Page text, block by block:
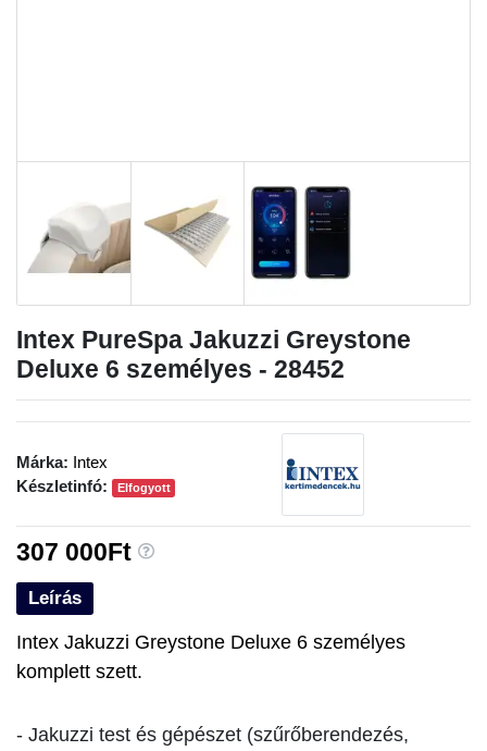
Intex PureSpa Jakuzzi Greystone
Deluxe 6 személyes - 28452
Leírás
Intex Jakuzzi Greystone Deluxe 6 személyes
komplett szett.
- Jakuzzi test és gépészet (szűrőberendezés,
Márka: Intex
Készletinfó:
Elfogyott
307 000Ft